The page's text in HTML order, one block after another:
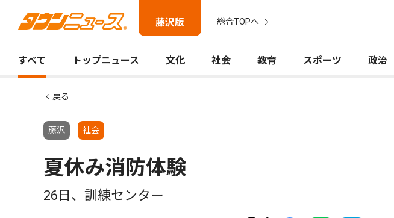
藤沢版 総合TOPへ
すべて トップニュース 文化 社会 教育 スポーツ 政治
戻る
藤沢 社会
夏休み消防体験
26日、訓練センター